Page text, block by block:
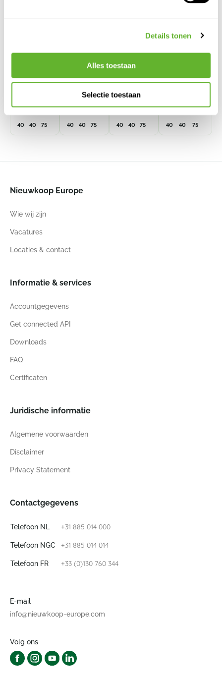
Details tonen
Alles toestaan
Selectie toestaan
All Inclusive
Set Wit
40 40 75
Color 40
All Inclusive
Set
Zandbruin
6LEC13308
40 40 75
Color 40
All Inclusive
Set
Nootmuskaat
6LECZTK4N
40 40 75
All inclusive
set lichtgrijs
40 40 75
Nieuwkoop Europe
Wie wij zijn
Vacatures
Locaties & contact
Informatie & services
Accountgegevens
Get connected API
Downloads
FAQ
Certificaten
Juridische informatie
Algemene voorwaarden
Disclaimer
Privacy Statement
Contactgegevens
Telefoon NL +31 885 014 000
Telefoon NGC +31 885 014 014
Telefoon FR +33 (0)130 760 344
E-mail
info@nieuwkoop-europe.com
Volg ons